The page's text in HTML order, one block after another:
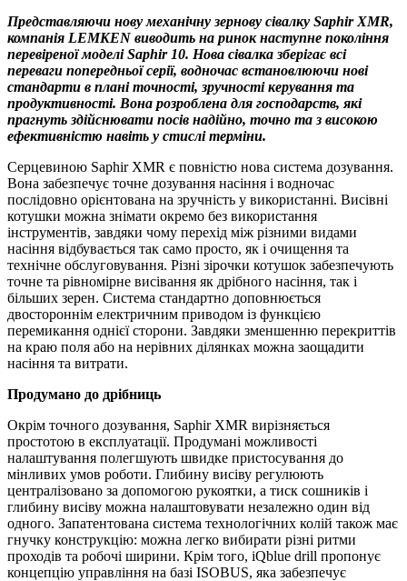
Представляючи нову механічну зернову сівалку Saphir XMR,
компанія LEMKEN виводить на ринок наступне покоління
перевіреної моделі Saphir 10. Нова сівалка зберігає всі
переваги попередньої серії, водночас встановлюючи нові
стандарти в плані точності, зручності керування та
продуктивності. Вона розроблена для господарств, які
прагнуть здійснювати посів надійно, точно та з високою
ефективністю навіть у стислі терміни.
Серцевиною Saphir XMR є повністю нова система дозування.
Вона забезпечує точне дозування насіння і водночас
послідовно орієнтована на зручність у використанні. Висівні
котушки можна знімати окремо без використання
інструментів, завдяки чому перехід між різними видами
насіння відбувається так само просто, як і очищення та
технічне обслуговування. Різні зірочки котушок забезпечують
точне та рівномірне висівання як дрібного насіння, так і
більших зерен. Система стандартно доповнюється
двостороннім електричним приводом із функцією
перемикання однієї сторони. Завдяки зменшенню перекриттів
на краю поля або на нерівних ділянках можна заощадити
насіння та витрати.
Продумано до дрібниць
Окрім точного дозування, Saphir XMR вирізняється
простотою в експлуатації. Продумані можливості
налаштування полегшують швидке пристосування до
мінливих умов роботи. Глибину висіву регулюють
централізовано за допомогою рукоятки, а тиск сошників і
глибину висіву можна налаштовувати незалежно один від
одного. Запатентована система технологічних колій також має
гнучку конструкцію: можна легко вибирати різні ритми
проходів та робочі ширини. Крім того, iQblue drill пропонує
концепцію управління на базі ISOBUS, яка забезпечує